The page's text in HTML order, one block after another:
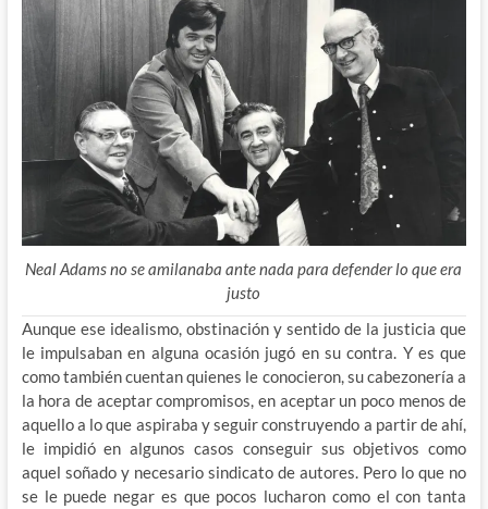
Neal Adams no se amilanaba ante nada para defender lo que era
justo
Aunque ese idealismo, obstinación y sentido de la justicia que
le impulsaban en alguna ocasión jugó en su contra. Y es que
como también cuentan quienes le conocieron, su cabezonería a
la hora de aceptar compromisos, en aceptar un poco menos de
aquello a lo que aspiraba y seguir construyendo a partir de ahí,
le impidió en algunos casos conseguir sus objetivos como
aquel soñado y necesario sindicato de autores. Pero lo que no
se le puede negar es que pocos lucharon como el con tanta